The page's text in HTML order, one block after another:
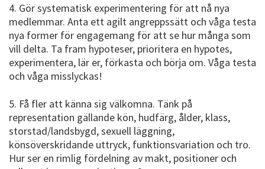
4. Gör systematisk experimentering för att nå nya
medlemmar. Anta ett agilt angreppssätt och våga testa
nya former för engagemang för att se hur många som
vill delta. Ta fram hypoteser, prioritera en hypotes,
experimentera, lär er, förkasta och börja om. Våga testa
och våga misslyckas!
5. Få fler att känna sig välkomna. Tänk på
representation gällande kön, hudfärg, ålder, klass,
storstad/landsbygd, sexuell läggning,
könsöverskridande uttryck, funktionsvariation och tro.
Hur ser en rimlig fördelning av makt, positioner och